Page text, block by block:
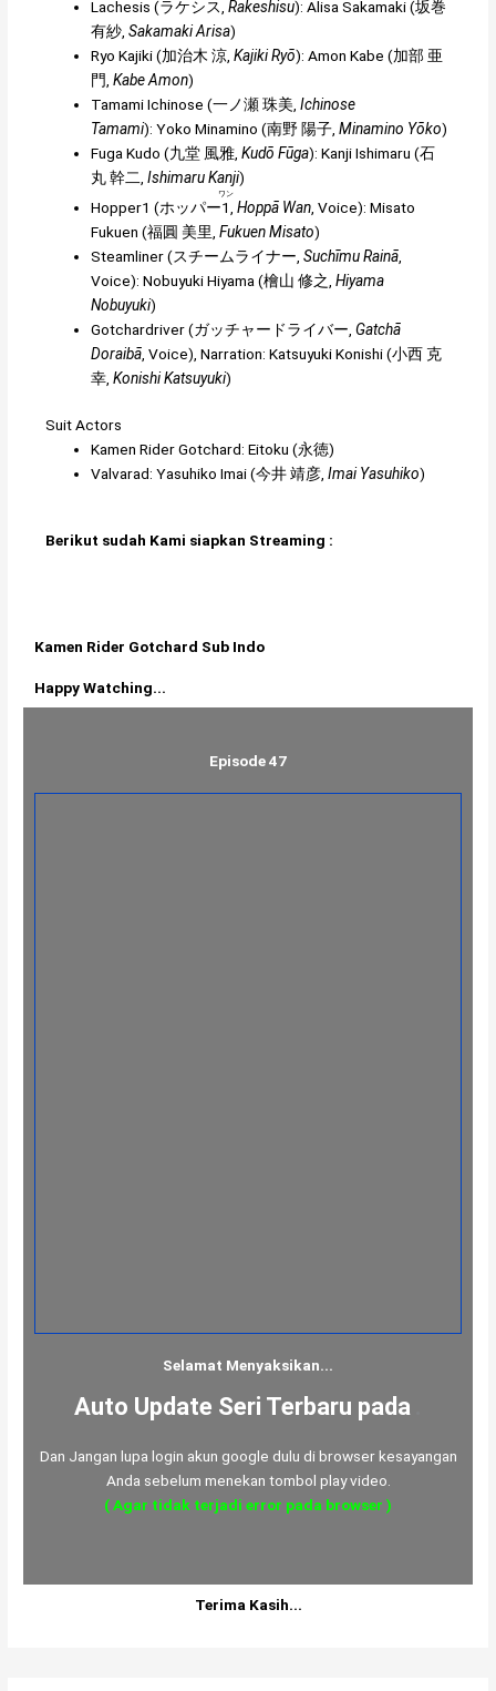
Lachesis (ラケシス Rakeshisu): Alisa Sakamaki (坂巻
有紗 Sakamaki Arisa)
Ryo Kajiki (加治木 涼 Kajiki Ryō):Amon Kabe (加部 亜
門 Kabe Amon)
Tamami Ichinose (一ノ瀬 珠美 Ichinose
Tamami): Yoko Minamino (南野 陽子 Minamino Yōko)
Fuga Kudo (九堂 風雅 Kudō Fūga):Kanji Ishimaru (石
丸 幹二 Ishimaru Kanji)
Hopper1 (ホッパー1
ワン
Hoppā Wan , Voice): Misato
Fukuen (福圓 美里 Fukuen Misato)
Steamliner (スチームライナー Suchīmu Rainā
Voice): Nobuyuki Hiyama (檜山 修之 Hiyama
Nobuyuki)
Gotchardriver (ガッチャードライバー Gatchā
Doraibā , Voice), Narration: Katsuyuki Konishi (小西 克
幸 Konishi Katsuyuki)
Suit Actors
Kamen Rider Gotchard: Eitoku (永徳)
Valvarad: Yasuhiko Imai (今井 靖彦 Imai Yasuhiko)
Berikut sudah Kami siapkan Streaming :
Kamen Rider Gotchard Sub Indo
Happy Watching...
Episode 47
Selamat Menyaksikan...
Auto Update Seri Terbaru pada
Dan Jangan lupa login akun google dulu di browser kesayangan
Anda sebelum menekan tombol play video.
( Agar tidak terjadi error pada browser )
Terima Kasih...